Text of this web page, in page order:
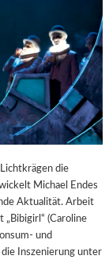
die
Michael Endes
Aktualität. Arbeit
(Caroline
und
Inszenierung unter